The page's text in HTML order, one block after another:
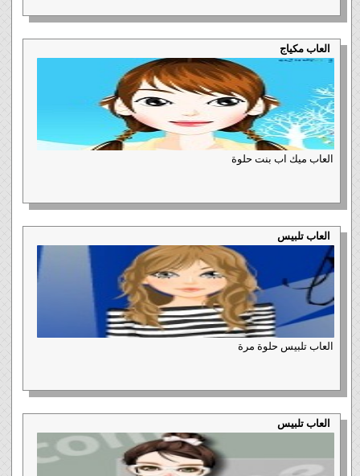
العاب مكياج
العاب ميك اب بنت حلوة
العاب تلبيس
العاب تلبيس حلوة مرة
العاب تلبيس